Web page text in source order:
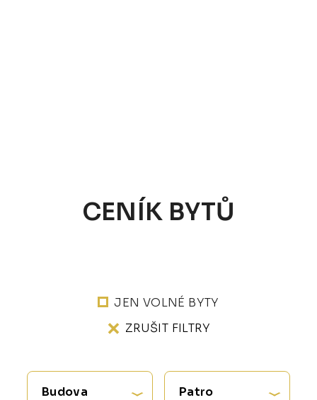
CENÍK BYTŮ
JEN VOLNÉ BYTY
ZRUŠIT FILTRY
Budova Patro